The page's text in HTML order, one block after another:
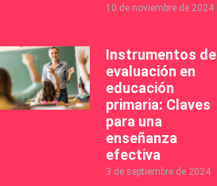
10 de noviembre de 2024
Instrumentos de
evaluación en
educación
primaria: Claves
para una
enseñanza
efectiva
3 de septiembre de 2024